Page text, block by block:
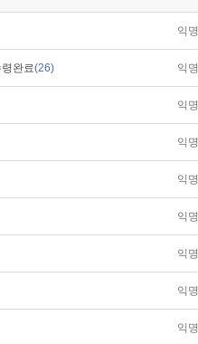
익명
완료(26) 익명
익명
익명
익명
익명
익명
익명
익명